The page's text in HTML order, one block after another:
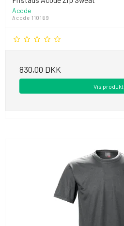
Acode
Acode 110169
830,00 DKK
Vis produkt